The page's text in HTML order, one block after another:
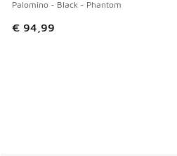
Palomino - Black - Phantom
€ 94,99